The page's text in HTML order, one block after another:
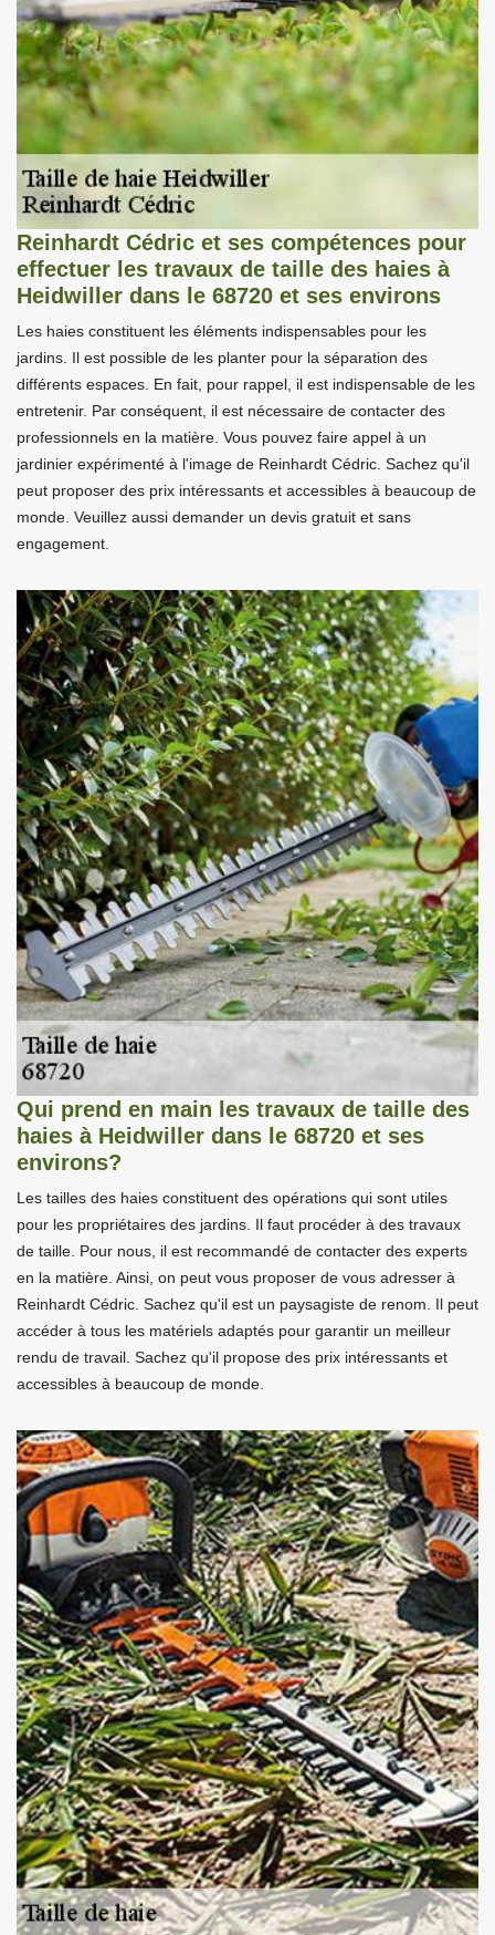
Reinhardt Cédric et ses compétences pour
effectuer les travaux de taille des haies à
Heidwiller dans le 68720 et ses environs
Les haies constituent les éléments indispensables pour les
jardins. Il est possible de les planter pour la séparation des
différents espaces. En fait, pour rappel, il est indispensable de les
entretenir. Par conséquent, il est nécessaire de contacter des
professionnels en la matière. Vous pouvez faire appel à un
jardinier expérimenté à l'image de Reinhardt Cédric. Sachez qu'il
peut proposer des prix intéressants et accessibles à beaucoup de
monde. Veuillez aussi demander un devis gratuit et sans
engagement.
Qui prend en main les travaux de taille des
haies à Heidwiller dans le 68720 et ses
environs?
Les tailles des haies constituent des opérations qui sont utiles
pour les propriétaires des jardins. Il faut procéder à des travaux
de taille. Pour nous, il est recommandé de contacter des experts
en la matière. Ainsi, on peut vous proposer de vous adresser à
Reinhardt Cédric. Sachez qu'il est un paysagiste de renom. Il peut
accéder à tous les matériels adaptés pour garantir un meilleur
rendu de travail. Sachez qu'il propose des prix intéressants et
accessibles à beaucoup de monde.